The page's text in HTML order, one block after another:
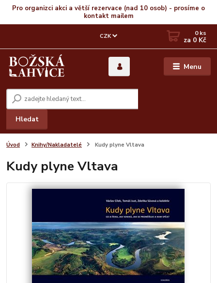
Pro organizci akci a větší rezervace (nad 10 osob) - prosíme o
kontakt mailem
Menu
CZK
Hledat
0ks
za 0 Kč
Úvod Knihy/Nakladatelé Kudy plyne Vltava
Kudy plyne Vltava